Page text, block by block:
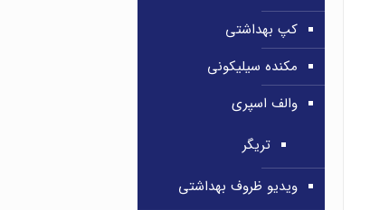
کپ بهداشتی
مکنده سیلیکونی
والف اسپری
تریگر
ویدیو ظروف بهداشتی